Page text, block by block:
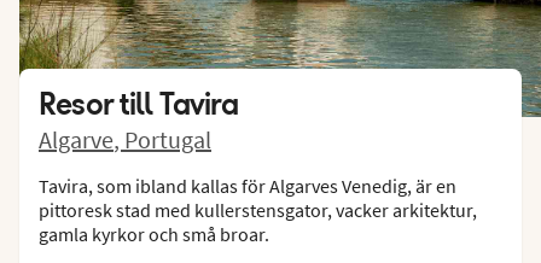
Resor tillTavira
Algarve, Portugal
Tavira, som ibland kallas för Algarves Venedig, är en
pittoresk stad med kullerstensgator, vacker arkitektur,
gamla kyrkor och små broar.